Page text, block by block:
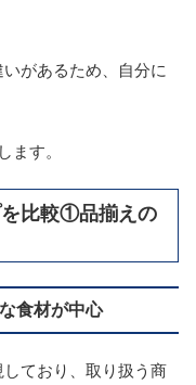
があるため、自分に
ます。
比較①品揃えの
食材が中心
ており、取り扱う商